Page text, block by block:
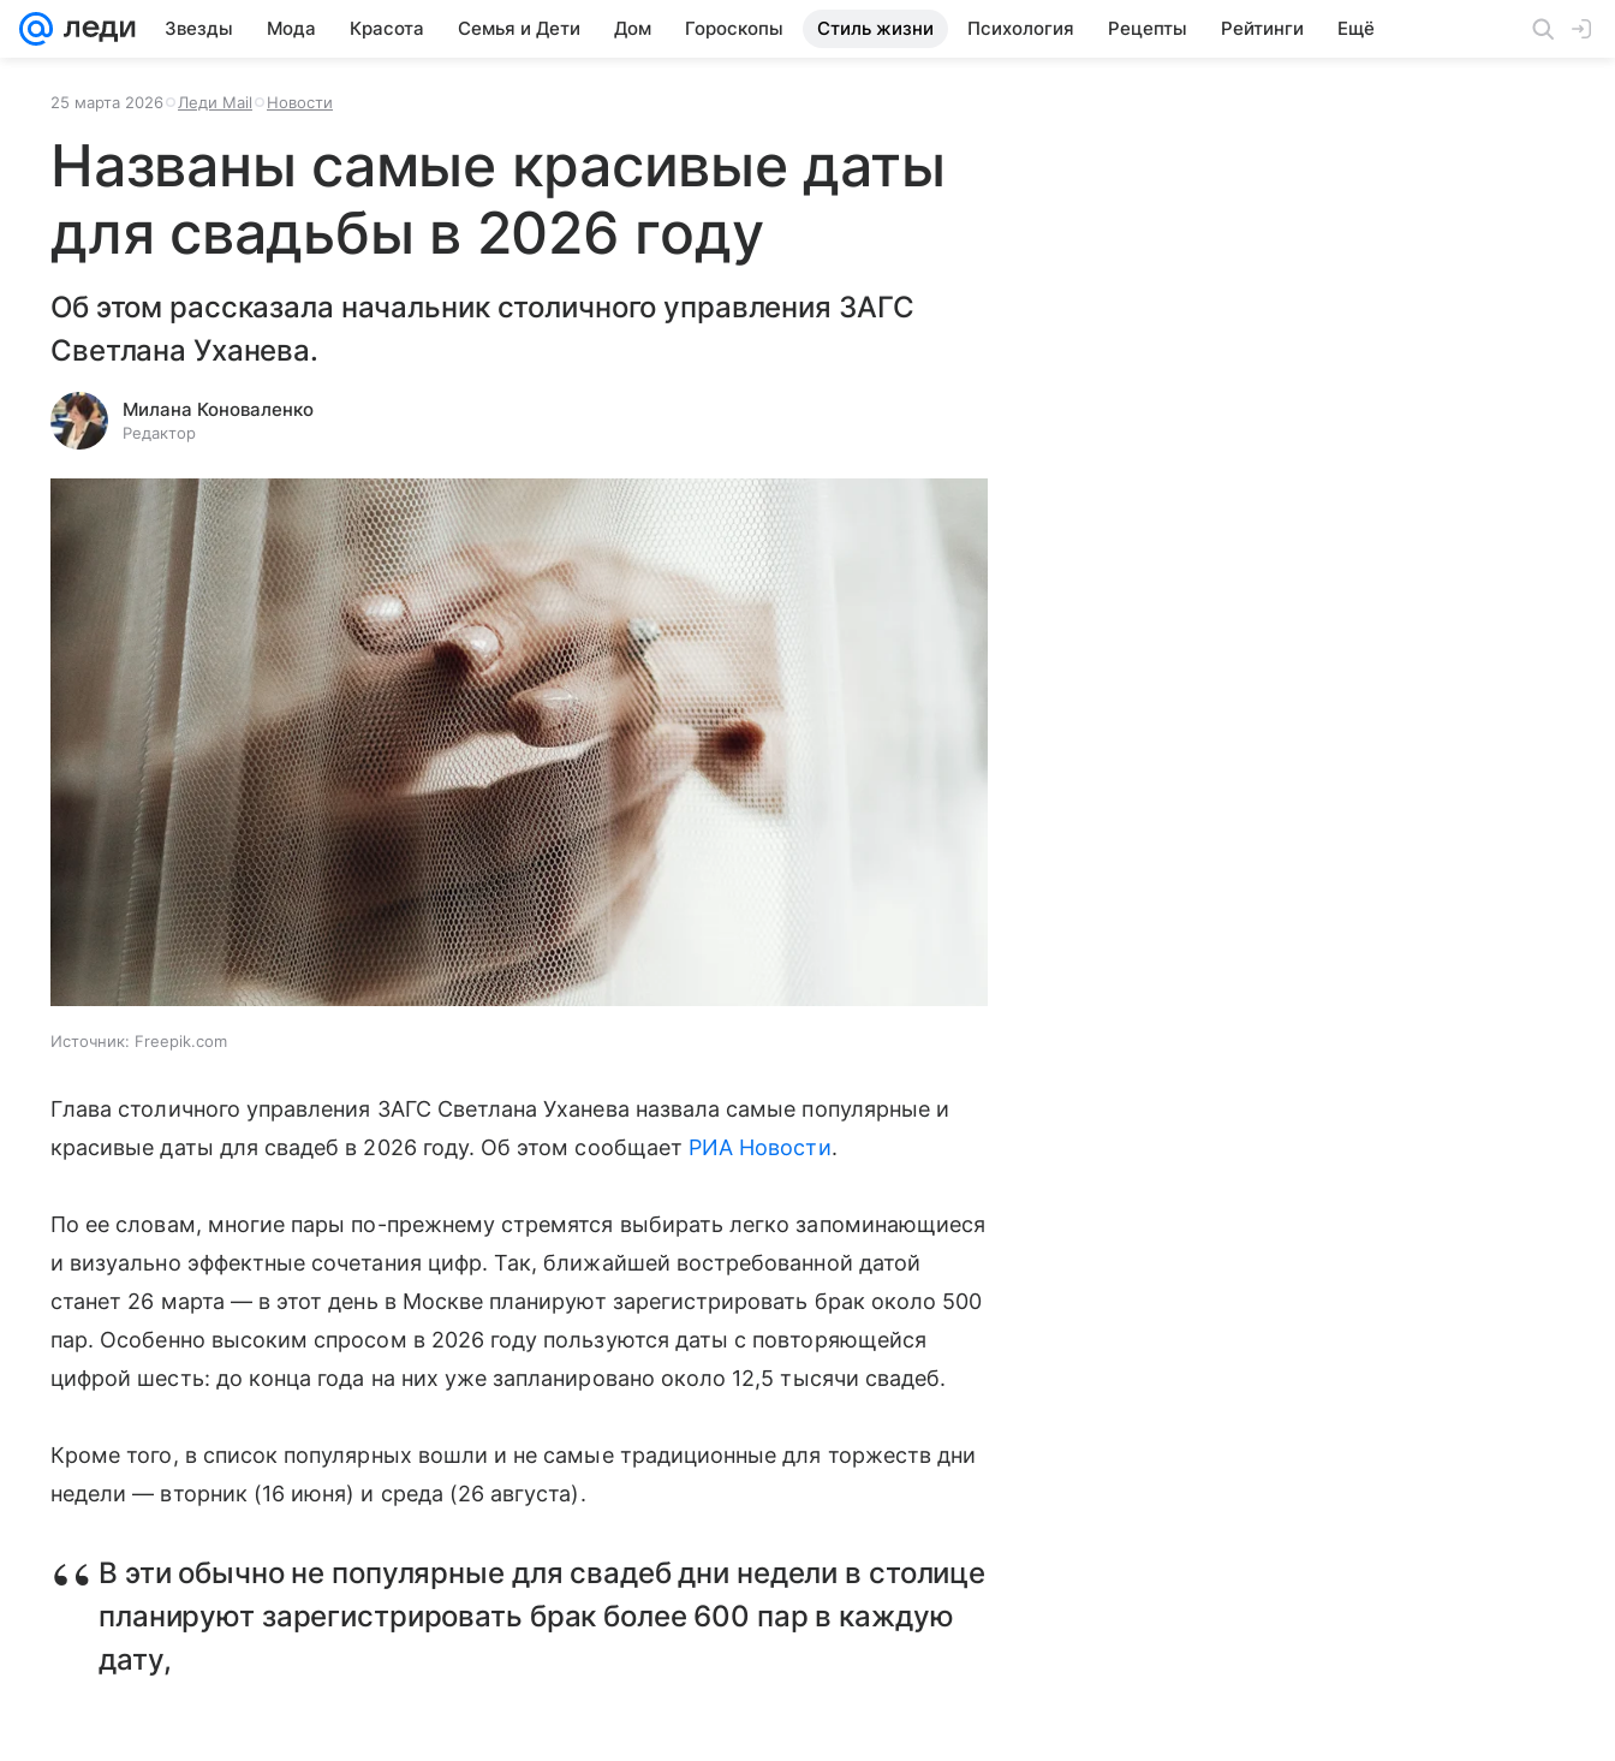
Звезды Мода Красота Семья и Дети Дом Гороскопы Стиль жизни Психология Рецепты Рейтинги Ещё
25 марта 2026 Леди Mail Новости
Названы самые красивые даты
для свадьбы в 2026 году
Об этом рассказала начальник столичного управления ЗАГС
Светлана Уханева.
Милана Коноваленко
Редактор
Источник: Freepik.com
Глава столичного управления ЗАГС Светлана Уханева назвала самые популярные и
красивые даты для свадеб в 2026 году. Об этом сообщает РИА Новости.
По ее словам, многие пары по-прежнему стремятся выбирать легко запоминающиеся
и визуально эффектные сочетания цифр. Так, ближайшей востребованной датой
станет 26 марта — в этот день в Москве планируют зарегистрировать брак около 500
пар. Особенно высоким спросом в 2026 году пользуются даты с повторяющейся
цифрой шесть: до конца года на них уже запланировано около 12,5 тысячи свадеб.
Кроме того, в список популярных вошли и не самые традиционные для торжеств дни
недели — вторник (16 июня) и среда (26 августа).
В эти обычно не популярные для свадеб дни недели в столице
планируют зарегистрировать брак более 600 пар в каждую
дату,